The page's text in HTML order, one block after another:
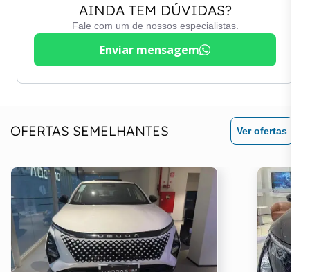
AINDA TEM DÚVIDAS?
Fale com um de nossos especialistas.
Enviar mensagem
OFERTAS SEMELHANTES Ver ofertas